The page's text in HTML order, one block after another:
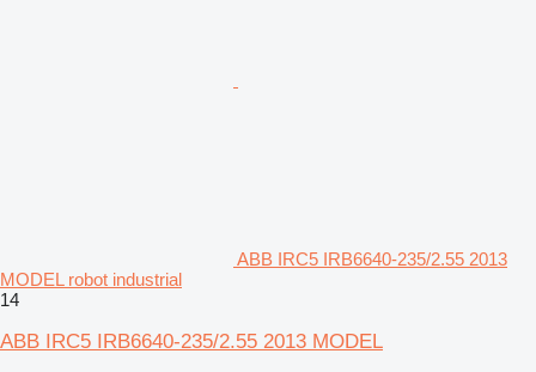
ABB IRC5 IRB6640-235/2.55 2013
MODEL robot industrial
14
ABB IRC5 IRB6640-235/2.55 2013 MODEL